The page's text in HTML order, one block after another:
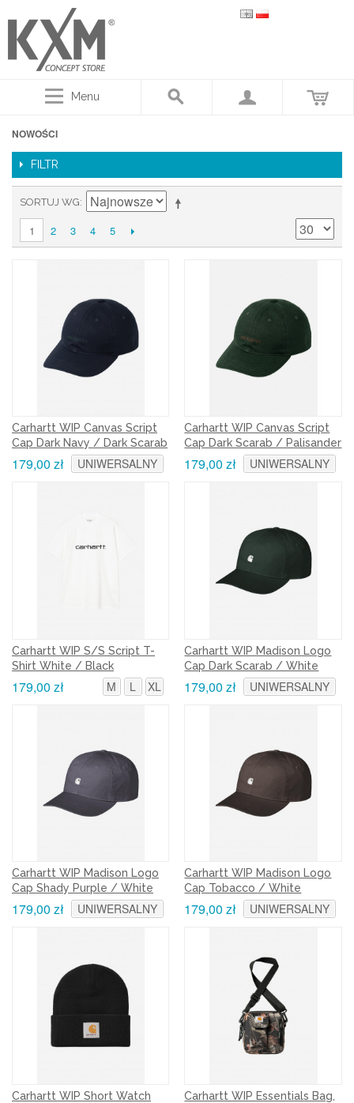
Menu
NOWOŚCI
FILTR
SORTUJ WG
1 2 3 4 5
Carhartt WIP Canvas Script
Cap Dark Navy / Dark Scarab
UNIWERSALNY
179,00 zł
Carhartt WIP Canvas Script
Cap Dark Scarab / Palisander
UNIWERSALNY
179,00 zł
Carhartt WIP S/S Script T-
Shirt White / Black
M L XL
179,00 zł
Carhartt WIP Madison Logo
Cap Dark Scarab / White
UNIWERSALNY
179,00 zł
Carhartt WIP Madison Logo
Cap Shady Purple / White
UNIWERSALNY
179,00 zł
Carhartt WIP Madison Logo
Cap Tobacco / White
UNIWERSALNY
179,00 zł
Carhartt WIP Short Watch
Carhartt WIP Essentials Bag,